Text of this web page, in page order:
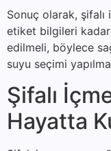
Sonuç olarak,
etiket bilgileri
edilmeli, böylece
suyu seçimi
Şifalı
Hayatta